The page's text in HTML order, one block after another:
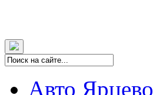
Авто Ярцево